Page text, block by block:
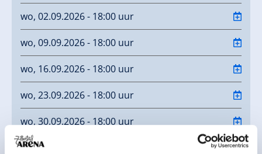
wo, 02.09.2026 - 18:00 uur
wo, 09.09.2026 - 18:00 uur
wo, 16.09.2026 - 18:00 uur
wo, 23.09.2026 - 18:00 uur
wo, 30.09.2026 - 18:00 uur